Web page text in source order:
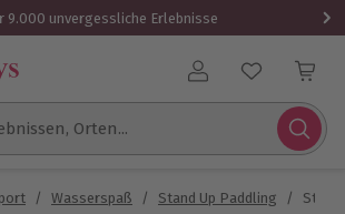
9.000 unvergessliche Erlebnisse
Benutzerkonto
Orten...
/ Wasserspaß / Stand Up Paddling / Stand